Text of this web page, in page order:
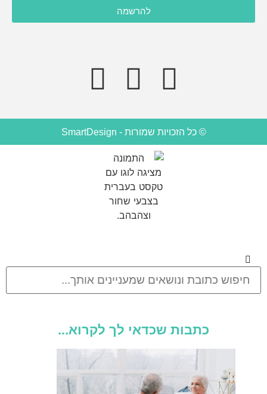
אני מסכימ/ה לקבל תוכן, דברי פרסומות או עדכונים מהחברה או
מצדדים שלישיים לדוא"ל, מסרונים או טלפון.
להרשמה
© כל הזכויות שמורות - SmartDesign
כתבות שכדאי לך לקרוא...